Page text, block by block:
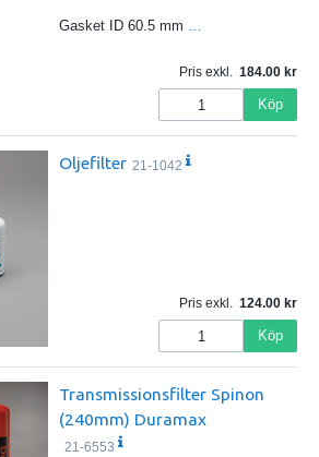
Gasket ID 60.5 mm …
Pris exkl. 184.00
Köp
Oljefilter 21-1042
Pris exkl. 124.00
Köp
Transmissionsfilter Spinon
(240mm) Duramax
21-6553